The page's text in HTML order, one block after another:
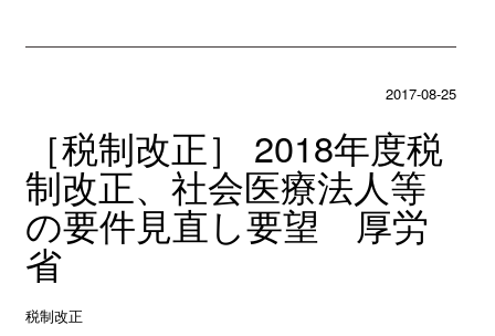
2017-08-25
［税制改正］ 2018年度税
制改正、社会医療法人等
の要件見直し要望 厚労
省
税制改正